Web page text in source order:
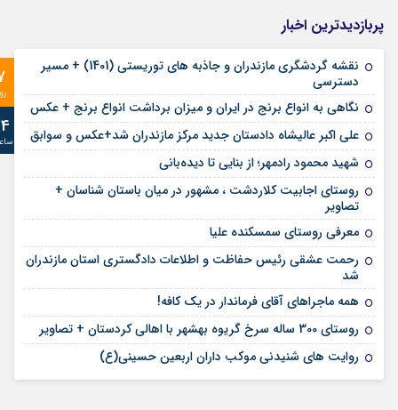
پربازدیدترین اخبار
نقشه گردشگری مازندران و جاذبه های توریستی (1401) + مسیر
دسترسی
نگاهی به انواع برنج در ایران و میزان برداشت انواع برنج + عکس
علی‌ اکبر عالیشاه دادستان جدید مرکز مازندران شد+عکس و سوابق
شهید محمود رادمهر؛ از بنایی تا دیده‌بانی
روستای اجابیت کلاردشت ، مشهور در میان باستان شناسان +
تصاویر
معرفی روستای سمسکنده علیا
رحمت عشقی رئیس حفاظت و اطلاعات دادگستری استان مازندران
شد
همه ماجراهای آقای فرماندار در یک کافه!
روستای 300 ساله سرخ ‌گریوه بهشهر با اهالی کردستان + تصاویر
روایت های شنیدنی موکب داران اربعین حسینی(ع)